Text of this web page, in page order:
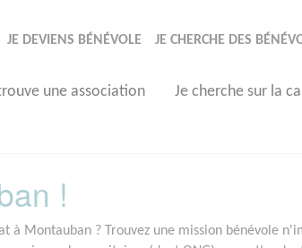
JE DEVIENS BÉNÉVOLE JE CHERCHE DES
une association Je cherche sur la
!
à Montauban ? Trouvez une mission bénévole